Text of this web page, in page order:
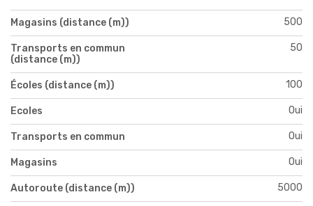
Magasins (distance (m)) 500
Transports en commun
(distance (m))
50
Écoles (distance (m)) 100
Ecoles Oui
Transports en commun Oui
Magasins Oui
Autoroute (distance (m)) 5000